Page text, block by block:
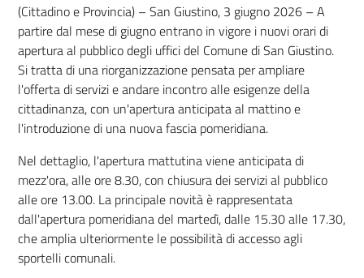
(Cittadino e Provincia) – San Giustino, 3 giugno 2026 – A
partire dal mese di giugno entrano in vigore i nuovi orari di
apertura al pubblico degli uffici del Comune di San Giustino.
Si tratta di una riorganizzazione pensata per ampliare
l'offerta di servizi e andare incontro alle esigenze della
cittadinanza, con un'apertura anticipata al mattino e
l'introduzione di una nuova fascia pomeridiana.
Nel dettaglio, l'apertura mattutina viene anticipata di
mezz'ora, alle ore 8.30, con chiusura dei servizi al pubblico
alle ore 13.00. La principale novità è rappresentata
dall'apertura pomeridiana del martedì, dalle 15.30 alle 17.30,
che amplia ulteriormente le possibilità di accesso agli
sportelli comunali.